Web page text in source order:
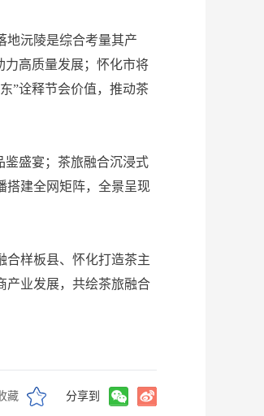
沅陵是综合考量其产
力高质量发展；怀化市将
”诠释节会价值，推动茶
盛宴；茶旅融合沉浸式
搭建全网矩阵，全景呈现
样板县、怀化打造茶主
产业发展，共绘茶旅融合
藏 分享到